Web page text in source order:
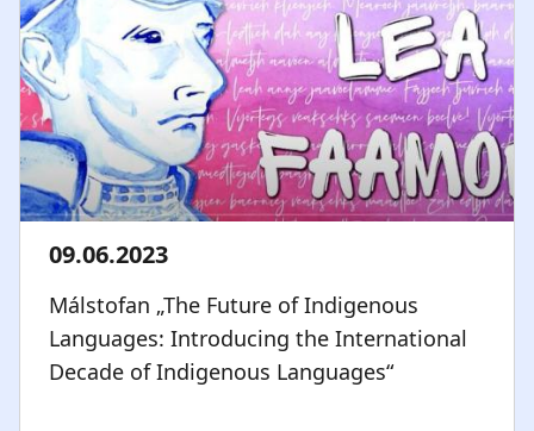
Málstofan „The Future of Indigenous
Languages: Introducing the International
Decade of Indigenous Languages“